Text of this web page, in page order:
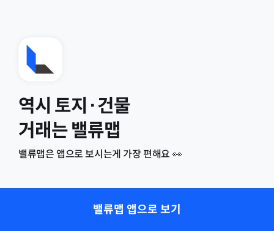
역시 토지·건물
거래는 밸류맵
밸류맵은 앱으로 보시는게 가장 편해요 👀
밸류맵 앱으로 보기